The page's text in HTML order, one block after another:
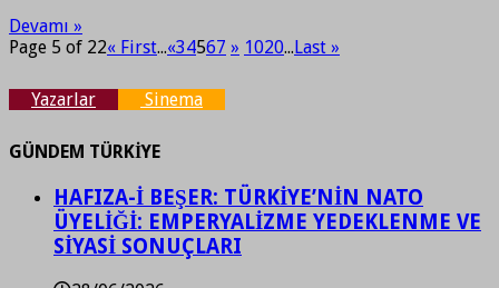
Devamı »
Page 5 of 22« First...«34567 » 1020... Last »
Yazarlar Sinema
GÜNDEM TÜRKİYE
HAFIZA-İ BEŞER: TÜRKİYE’NİN NATO
ÜYELİĞİ: EMPERYALİZME YEDEKLENME VE
SİYASİ SONUÇLARI